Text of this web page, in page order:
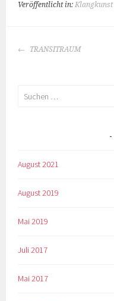
Veröffentlicht in:Klangkunst
BEITRAGS-
TRANSITRAUM
Suchen
August 2021
August 2019
Mai 2019
Juli 2017
Mai 2017